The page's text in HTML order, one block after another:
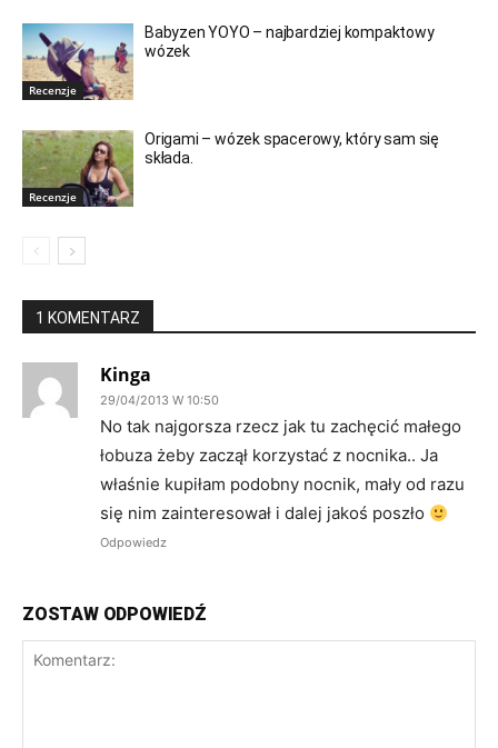
Recenzje
Babyzen YOYO – najbardziej kompaktowy
wózek
Recenzje
Origami – wózek spacerowy, który sam się
składa.
1 KOMENTARZ
Kinga
29/04/2013 W 10:50
No tak najgorsza rzecz jak tu zachęcić małego
łobuza żeby zaczął korzystać z nocnika.. Ja
właśnie kupiłam podobny nocnik, mały od razu
się nim zainteresował i dalej jakoś poszło
Odpowiedz
ZOSTAW ODPOWIEDŹ